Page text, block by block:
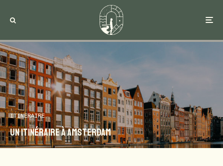
ITINERAIRE
Un itinéraire à Amsterdam